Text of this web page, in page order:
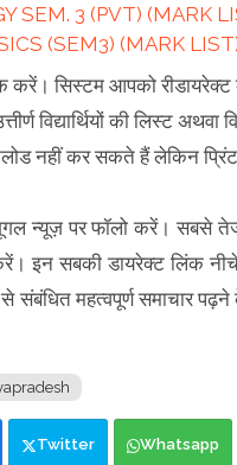
SEM. 3 (PVT) (MARK
(SEM3) (MARK
करें। सिस्टम आपको रीडायरेक्ट
विद्यार्थियों की लिस्ट अथवा
नहीं कर सकते हैं लेकिन
न्यूज़ पर फॉलो करें। सबसे
इन सबकी डायरेक्ट लिंक नीचे
से संबंधित महत्वपूर्ण
Twitter Whatsapp